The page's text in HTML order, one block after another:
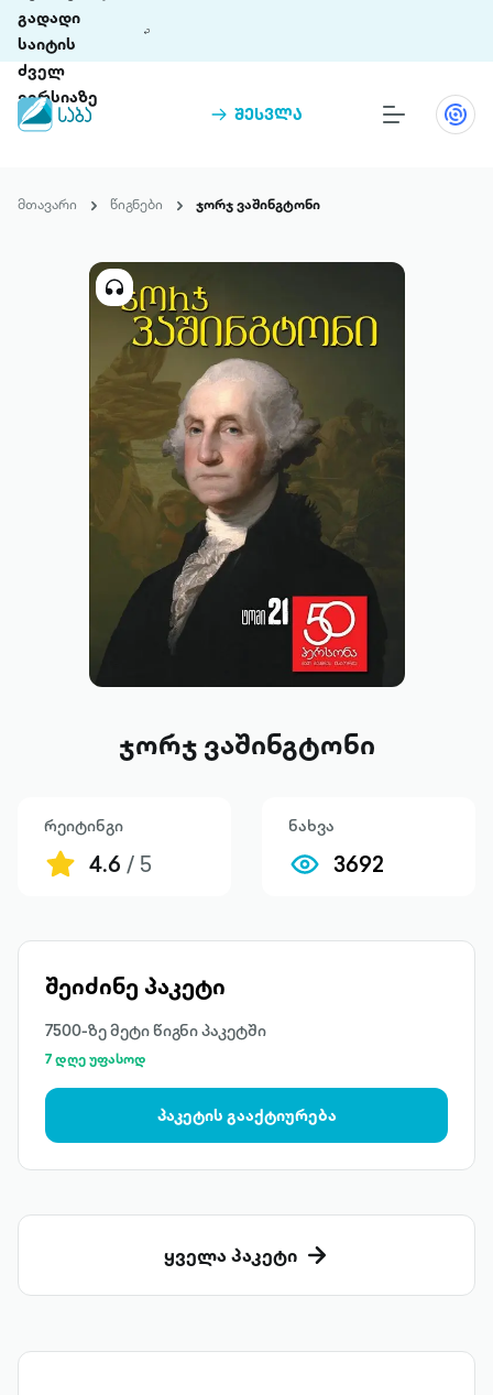
გადადი
საიტის
ძველ
ვერსიაზე
შესვლა
თინეთი 9 ციფრულ პლატფორმასა და 5
ჩვენ შესახებ
პაკეტები
მთავარი წიგნები ჯორჯ ვაშინგტონი
ჯორჯ ვაშინგტონი
რეიტინგი
4.6 / 5
ნახვა
3692
შეიძინე პაკეტი
7500-ზე მეტი წიგნი პაკეტში
7 დღე უფასოდ
პაკეტის გააქტიურება
ყველა პაკეტი